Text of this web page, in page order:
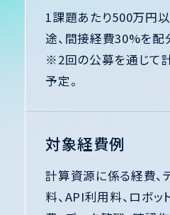
FAQ
2026.06.02
公募要領はこちら
2026.05.29
1課題あたり500万円以
途、間接経費30%を配
※2回の公募を通じて
予定。
対象経費例
計算資源に係る経費、
料、API利用料、ロボ